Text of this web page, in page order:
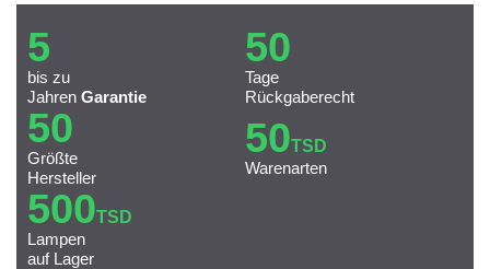
5
bis zu
Jahren Garantie
50
Tage
Rückgaberecht
50
Größte
Hersteller
50TSD
Warenarten
500TSD
Lampen
auf Lager